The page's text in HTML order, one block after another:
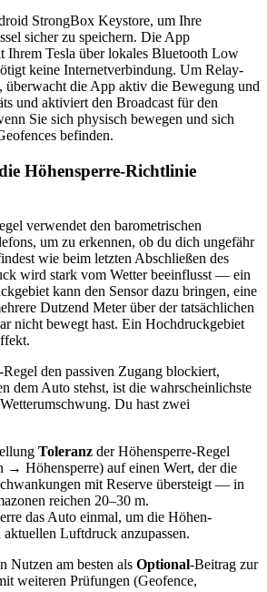
StrongBox Keystore, um Ihre
sicher zu speichern. Die App
Ihrem Tesla über lokales Bluetooth Low
keine Internetverbindung. Um Relay-
die App aktiv die Bewegung und
und aktiviert den Broadcast für den
Sie sich physisch bewegen und sich
befinden.
Höhensperre-Richtlinie
verwendet den barometrischen
um zu erkennen, ob du dich ungefähr
wie beim letzten Abschließen des
wird stark vom Wetter beeinflusst — ein
kann den Sensor dazu bringen, eine
Dutzend Meter über der tatsächlichen
nicht bewegt hast. Ein Hochdruckgebiet
den passiven Zugang blockiert,
dem Auto stehst, ist die wahrscheinlichste
Du hast zwei
Toleranz der Höhensperre-Regel
→ Höhensperre) auf einen Wert, der die
mit Reserve übersteigt — in
reichen 20–30 m.
das Auto einmal, um die Höhen-
Luftdruck anzupassen.
Nutzen am besten als Optional-Beitrag zur
weiteren Prüfungen (Geofence,